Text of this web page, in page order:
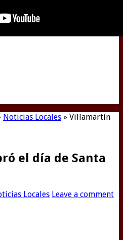
Noticias Locales » Villamartín
el día de Santa
Locales Leave a comment